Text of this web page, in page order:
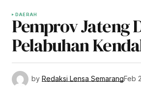
DAERAH
Pemprov Jateng
Pelabuhan
by Redaksi Lensa SemarangFeb